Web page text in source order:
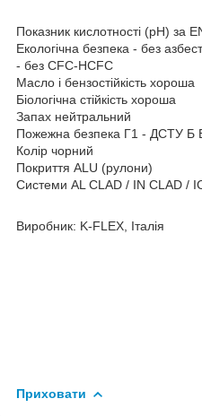
Показник кислотності (pH) за
Екологічна безпека - без
- без CFC-HCFC
Масло і бензостійкість хороша
Біологічна стійкість хороша
Запах нейтральний
Пожежна безпека Г1 - ДСТУ Б
Колір чорний
Покриття ALU (рулони)
Системи AL CLAD / IN CLAD /
Виробник: K-FLEX, Італія
Приховати